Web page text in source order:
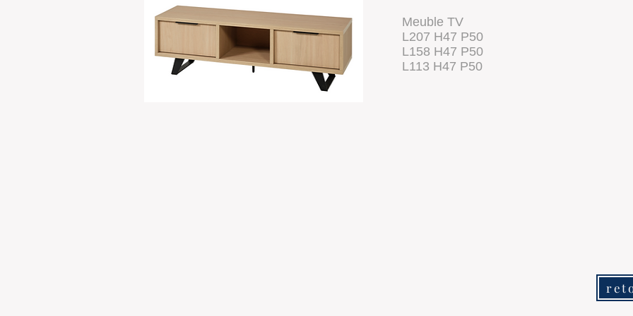
Meuble TV
L207 H47 P50
L158 H47 P50
L113 H47 P50